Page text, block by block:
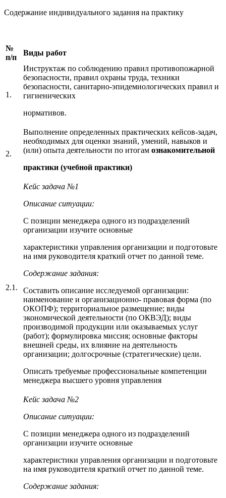
Содержание индивидуального задания на практику
№
п/п
Виды работ
1.
Инструктаж по соблюдению правил противопожарной
безопасности, правил охраны труда, техники
безопасности, санитарно-эпидемиологических правил и
гигиенических
нормативов.
2.
Выполнение определенных практических кейсов-задач,
необходимых для оценки знаний, умений, навыков и
(или) опыта деятельности по итогам ознакомительной
практики (учебной практики)
2.1.
Кейс задача №1
Описание ситуации:
С позиции менеджера одного из подразделений
организации изучите основные
характеристики управления организации и подготовьте
на имя руководителя краткий отчет по данной теме.
Содержание задания:
Составить описание исследуемой организации:
наименование и организационно- правовая форма (по
ОКОПФ); территориальное размещение; виды
экономической деятельности (по ОКВЭД); виды
производимой продукции или оказываемых услуг
(работ); формулировка миссия; основные факторы
внешней среды, их влияние на деятельность
организации; долгосрочные (стратегические) цели.
Описать требуемые профессиональные компетенции
менеджера высшего уровня управления
Кейс задача №2
Описание ситуации:
С позиции менеджера одного из подразделений
организации изучите основные
характеристики управления организации и подготовьте
на имя руководителя краткий отчет по данной теме.
Содержание задания: